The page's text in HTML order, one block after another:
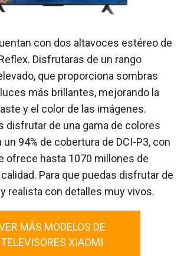
con dos altavoces estéreo de
Disfrutaras de un rango
que proporciona sombras
más brillantes, mejorando la
y el color de las imágenes.
disfrutar de una gama de colores
94% de cobertura de DCI-P3, con
ofrece hasta 1070 millones de
Para que puedas disfrutar de
realista con detalles muy vivos.
MÁS MODELOS DE
TELEVISORES XIAOMI